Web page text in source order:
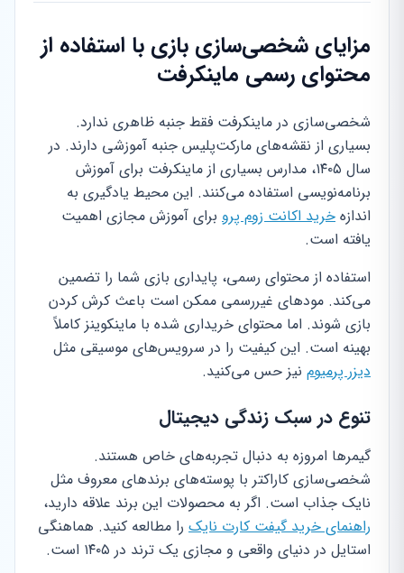
مزایای شخصی‌سازی بازی با استفاده از
محتوای رسمی ماینکرفت
شخصی‌سازی در ماینکرفت فقط جنبه ظاهری ندارد.
بسیاری از نقشه‌های مارکت‌پلیس جنبه آموزشی دارند. در
سال ۱۴۰۵، مدارس بسیاری از ماینکرفت برای آموزش
برنامه‌نویسی استفاده می‌کنند. این محیط یادگیری به
اندازه خرید اکانت زوم پرو برای آموزش مجازی اهمیت
یافته است.
استفاده از محتوای رسمی، پایداری بازی شما را تضمین
می‌کند. مودهای غیررسمی ممکن است باعث کرش کردن
بازی شوند. اما محتوای خریداری شده با ماینکوینز کاملاً
بهینه است. این کیفیت را در سرویس‌های موسیقی مثل
دیزر پرمیوم نیز حس می‌کنید.
تنوع در سبک زندگی دیجیتال
گیمرها امروزه به دنبال تجربه‌های خاص هستند.
شخصی‌سازی کاراکتر با پوسته‌های برندهای معروف مثل
نایک جذاب است. اگر به محصولات این برند علاقه دارید،
راهنمای خرید گیفت کارت نایک را مطالعه کنید. هماهنگی
استایل در دنیای واقعی و مجازی یک ترند در ۱۴۰۵ است.